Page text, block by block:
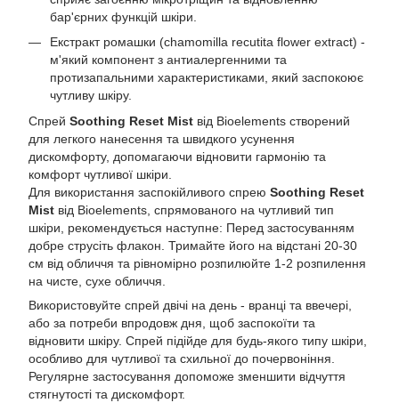
бар'єрних функцій шкіри.
Екстракт ромашки (chamomilla recutita flower extract) -
м'який компонент з антиалергенними та
протизапальними характеристиками, який заспокоює
чутливу шкіру.
Спрей Soothing Reset Mist від Bioelements створений
для легкого нанесення та швидкого усунення
дискомфорту, допомагаючи відновити гармонію та
комфорт чутливої шкіри.
Для використання заспокійливого спрею Soothing Reset
Mist від Bioelements, спрямованого на чутливий тип
шкіри, рекомендується наступне: Перед застосуванням
добре струсіть флакон. Тримайте його на відстані 20-30
см від обличчя та рівномірно розпилюйте 1-2 розпилення
на чисте, сухе обличчя.
Використовуйте спрей двічі на день - вранці та ввечері,
або за потреби впродовж дня, щоб заспокоїти та
відновити шкіру. Спрей підійде для будь-якого типу шкіри,
особливо для чутливої та схильної до почервоніння.
Регулярне застосування допоможе зменшити відчуття
стягнутості та дискомфорт.